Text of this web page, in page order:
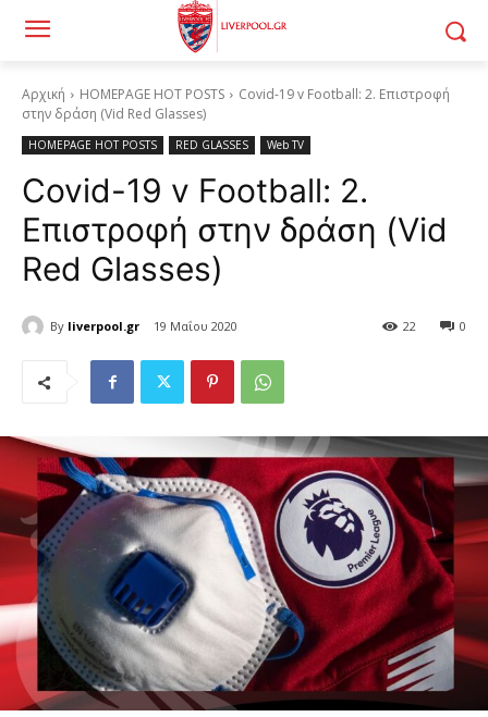
Αρχική HOMEPAGE HOT POSTS
Covid-19 v Football: 2. Επιστροφή
στην δράση (Vid Red Glasses)
HOMEPAGE HOT POSTS RED GLASSES Web TV
Covid-19 v Football: 2.
Επιστροφή στην δράση (Vid
Red Glasses)
By liverpool.gr 19 Μαΐου 2020 0
22